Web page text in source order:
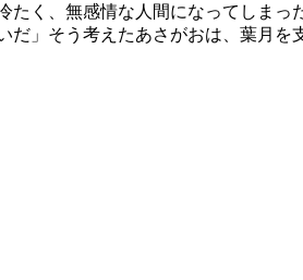
く、無感情な人間になってしまっ
だ」そう考えたあさがおは、葉月